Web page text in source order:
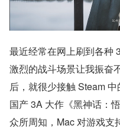
最近经常在网上刷到各种
激烈的战斗场景让我振奋
后，就很少接触 Steam
国产 3A 大作《黑神话：
众所周知，Mac 对游戏支